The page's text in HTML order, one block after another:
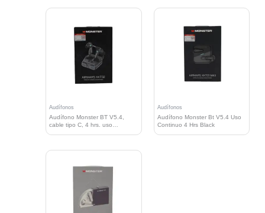
Audífonos
Audífono Monster BT V5.4,
cable tipo C, 4 hrs. uso
Audífonos
Audífono Monster Bt V5.4 Uso
Continuo 4 Hrs Black